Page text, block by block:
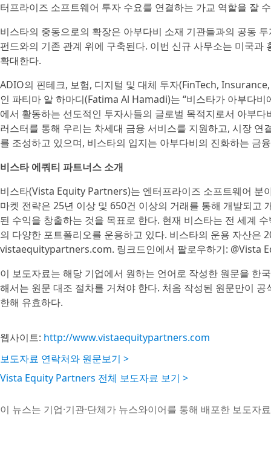
터프라이즈 소프트웨어 투자 수요를 연결하는 가교 역할을 잘
비스타의 중동으로의 확장은 아부다비 소재 기관들과의 공동
펀드와의 기존 관계 위에 구축된다. 이번 신규 사무소는 미국
확대한다.
ADIO의 핀테크, 보험, 디지털 및 대체 투자(FinTech,
인 파티마 알 하마디(Fatima Al Hamadi)는 “비스타가 아부다
에서 활동하는 선도적인 투자사들의 글로벌 목적지로서 아부
러스터를 통해 우리는 차세대 금융 서비스를 지원하고, 시장
를 조성하고 있으며, 비스타의 입지는 아부다비의 진화하는 금
비스타 에쿼티 파트너스 소개
비스타(Vista Equity Partners)는 엔터프라이즈 소프트웨어 분
마켓 전략은 25년 이상 및 650건 이상의 거래를 통해 개발되고
된 수익을 창출하는 것을 목표로 한다. 현재 비스타는 전 세계
의 다양한 포트폴리오를 운용하고 있다. 비스타의 운용 자산은
vistaequitypartners.com. 링크드인에서 팔로우하기: @Vista
이 보도자료는 해당 기업에서 원하는 언어로 작성한 원문을 한
해서는 원문 대조 절차를 거쳐야 한다. 처음 작성된 원문만이
한해 유효하다.
웹사이트: http://www.vistaequitypartners.com
보도자료 연락처와 원문보기 >
Vista Equity Partners 전체 보도자료 보기 >
이 뉴스는 기업·기관·단체가 뉴스와이어를 통해 배포한 보도자